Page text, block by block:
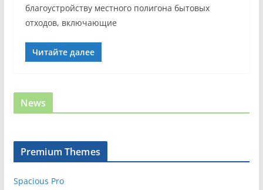
благоустройству местного полигона бытовых
отходов, включающие
Читайте далее
News
Premium Themes
Spacious Pro